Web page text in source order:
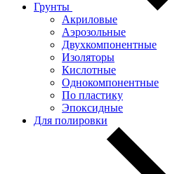
Грунты
Акриловые
Аэрозольные
Двухкомпонентные
Изоляторы
Кислотные
Однокомпонентные
По пластику
Эпоксидные
Для полировки